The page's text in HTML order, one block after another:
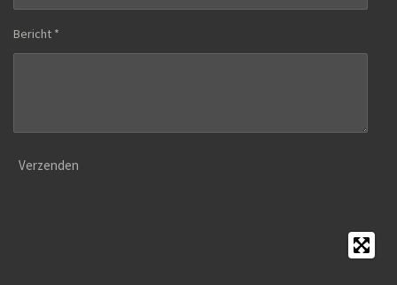
Bericht *
Verzenden